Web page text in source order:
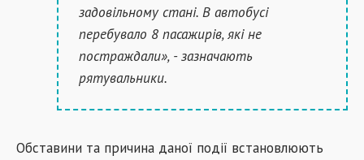
задовільному стані. В автобусі
перебувало 8 пасажирів, які не
постраждали», - зазначають
рятувальники.
Обставини та причина даної події встановлюють